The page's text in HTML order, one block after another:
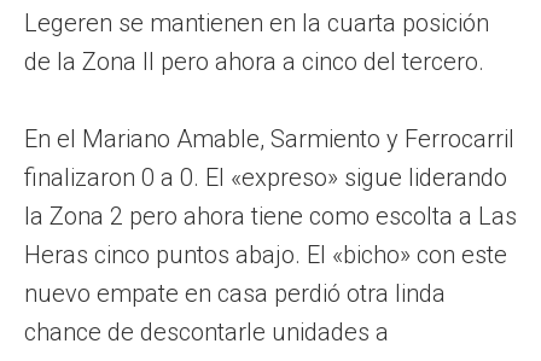
Legeren se mantienen en la cuarta posición
de la Zona II pero ahora a cinco del tercero.
En el Mariano Amable, Sarmiento y Ferrocarril
finalizaron 0 a 0. El «expreso» sigue liderando
la Zona 2 pero ahora tiene como escolta a Las
Heras cinco puntos abajo. El «bicho» con este
nuevo empate en casa perdió otra linda
chance de descontarle unidades a